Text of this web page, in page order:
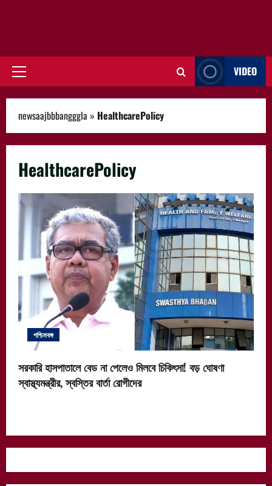
Primary
VIDEO
newsaajbbbangggla » HealthcarePolicy
HealthcarePolicy
পশ্চিমবঙ্গ
সরকারি হাসপাতালে বেড না পেলেও মিলবে চিকিৎসা! বড় ঘোষণা
স্বাস্থ্যমন্ত্রীর, স্বস্তির বার্তা রোগীদের